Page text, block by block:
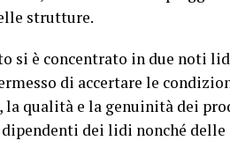
strutture.
si è concentrato in due noti
di accertare le
la qualità e la genuinità dei
dei lidi nonché delle